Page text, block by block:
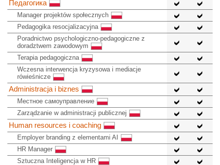
Педагогика
Manager projektów społecznych
Pedagogika resocjalizacyjna
Poradnictwo psychologiczno-pedagogiczne z
doradztwem zawodowym
Terapia pedagogiczna
Wczesna interwencja kryzysowa i mediacje
rówieśnicze
Administracja i biznes
Местное самоуправление
Zarządzanie w administracji publicznej
Human resources i coaching
Employer branding z elementami AI
HR Manager
Sztuczna Inteligencja w HR